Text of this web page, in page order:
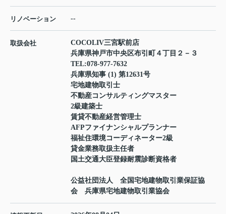
リノベーション --
取扱会社
COCOLIV三宮駅前店
兵庫県神戸市中央区布引町４丁目２－３
TEL:078-977-7632
兵庫県知事 (1) 第12631号
宅地建物取引士
不動産コンサルティングマスター
2級建築士
賃貸不動産経営管理士
AFPファイナンシャルプランナー
福祉住環境コーディネーター2級
貸金業務取扱主任者
国土交通大臣登録耐震診断資格者
公益社団法人 全国宅地建物取引業保証協
会 兵庫県宅地建物取引業協会